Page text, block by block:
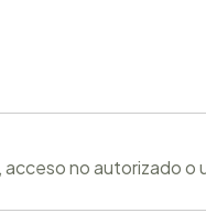
no autorizado o